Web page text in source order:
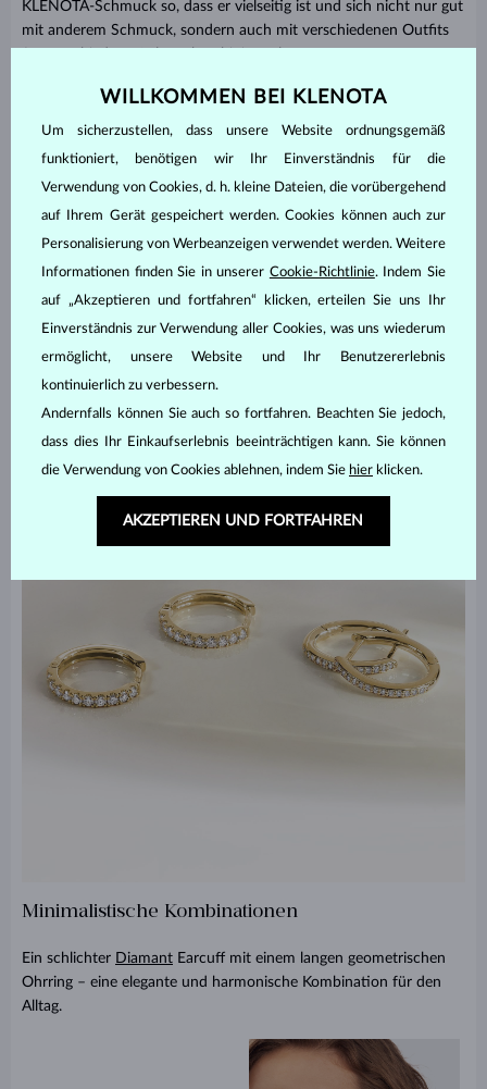
KLENOTA-Schmuck so, dass er vielseitig ist und sich nicht nur gut
mit anderem Schmuck, sondern auch mit verschiedenen Outfits
Unser Tipp:Einige Modelle sind asymmetrisch gestaltet und
Cuff je nach Lust und Laune tragen und jedes Mal einen anderen
Look kreieren.
Wie kombiniere ich Ear Cuffs mit anderen
Ohrringen?
Beim Layering kannst du mit Ear Cuffs experimentieren. Sie
sowohl mit schlichten Ohrsteckern als auch mit hängenden
Ohrringen kombiniert werden. Du kannst sie aber auch
übereinander tragen oder sie bewusst einzeln hervorstechen
lassen. Hier sind unsere Tipps für schöne Kombinationen:
Minimalistische Kombinationen
Ein schlichter Diamant Earcuff mit einem langen geometrischen
Ohrring – eine elegante und harmonische Kombination für den
Alltag.
WILLKOMMEN BEI KLENOTA
Um sicherzustellen, dass unsere Website ordnungsgemäß
funktioniert, benötigen wir Ihr Einverständnis für die
Verwendung von Cookies, d. h. kleine Dateien, die vorübergehend
auf Ihrem Gerät gespeichert werden. Cookies können auch zur
Personalisierung von Werbeanzeigen verwendet werden. Weitere
Informationen finden Sie in unserer Cookie-Richtlinie. Indem Sie
auf „Akzeptieren und fortfahren“ klicken, erteilen Sie uns Ihr
Einverständnis zur Verwendung aller Cookies, was uns wiederum
ermöglicht, unsere Website und Ihr Benutzererlebnis
kontinuierlich zu verbessern.
Andernfalls können Sie auch so fortfahren. Beachten Sie jedoch,
dass dies Ihr Einkaufserlebnis beeinträchtigen kann. Sie können
die Verwendung von Cookies ablehnen, indem Sie hier klicken.
AKZEPTIEREN UND FORTFAHREN